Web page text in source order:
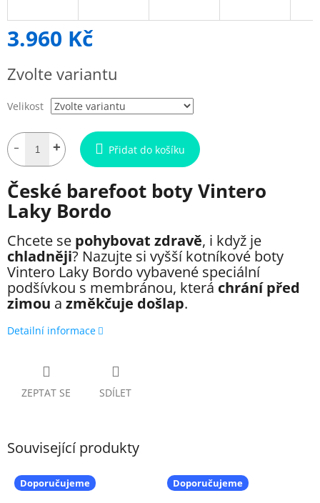
3.960 Kč
cena:
Zvolte variantu
Velikost
Přidat do košíku
České barefoot boty Vintero
Laky Bordo
Chcete se pohybovat zdravě, i když je
chladněji? Nazujte si vyšší kotníkové boty
Vintero Laky Bordo vybavené speciální
podšívkou s membránou, která chrání před
zimou a změkčuje došlap.
Detailní informace
ZEPTAT SE SDÍLET
Související produkty
Doporučujeme Doporučujeme